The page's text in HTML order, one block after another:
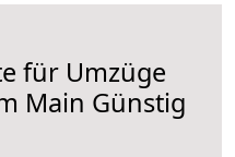
für Umzüge
Main Günstig